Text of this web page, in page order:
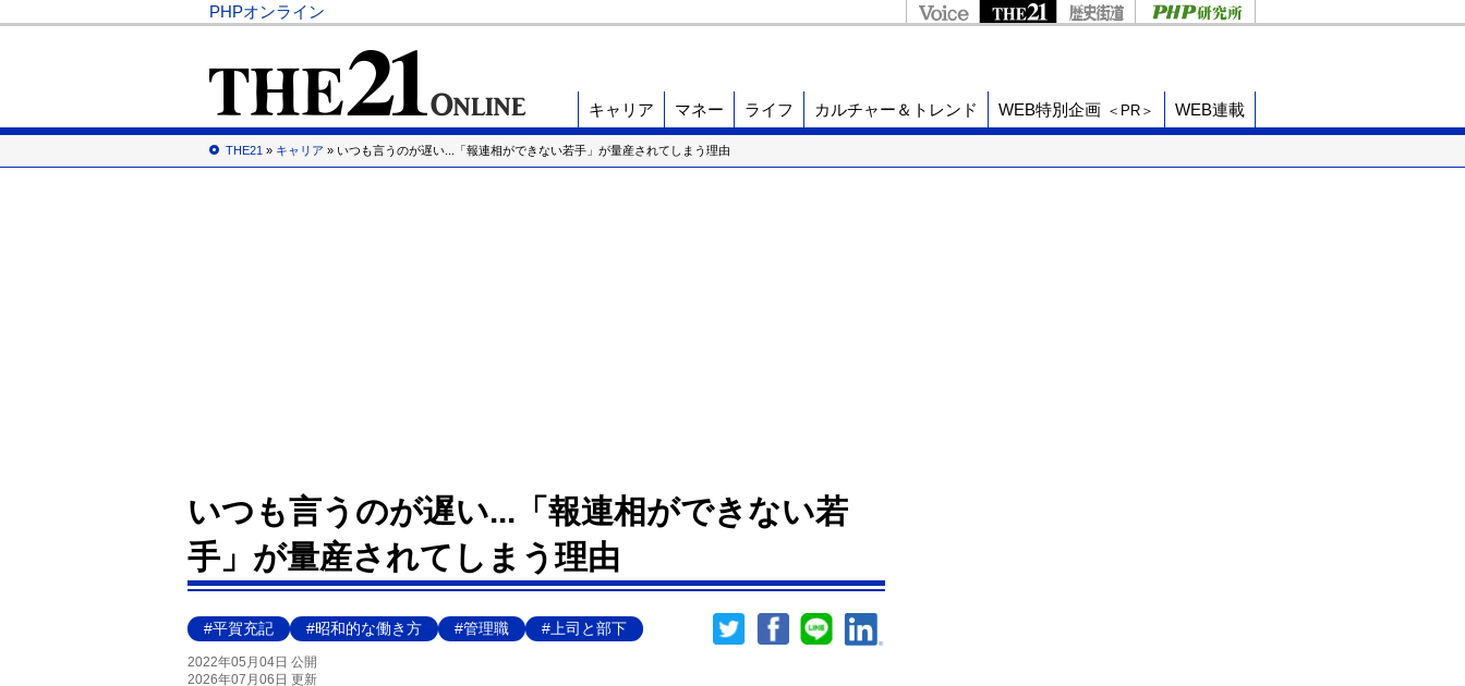
PHPオンライン
キャリア マネー ライフ カルチャー＆トレンド WEB特別企画 ＜PR＞ WEB連載
THE21 » キャリア » いつも言うのが遅い...「報連相ができない若手」が量産されてしまう理由
いつも言うのが遅い...「報連相ができない若
手」が量産されてしまう理由
#平賀充記 #昭和的な働き方 #管理職 #上司と部下
2022年05月04日 公開
2026年07月06日 更新